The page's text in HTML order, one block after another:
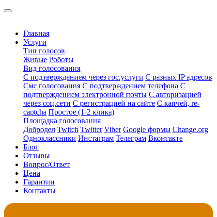
Главная
Услуги
Тип голосов
Живые Роботы
Вид голосования
С подтверждением через гос.услуги С разных IP адресов
Смс голосования С подтверждением телефона С
подтверждением электронной почты С авторизацией
через соц.сети С регистрацией на сайте С капчей, re-
captcha Простое (1-2 клика)
Площадка голосования
Добродел Twitch Twitter Viber Google формы Change.org
Одноклассники Инстаграм Телеграм Вконтакте
Блог
Отзывы
Вопрос/Ответ
Цена
Гарантии
Контакты